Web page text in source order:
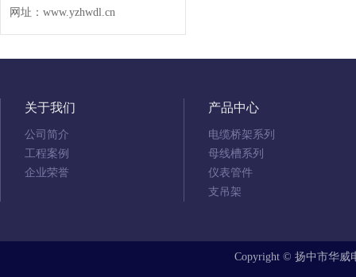
网址：www.yzhwdl.cn
关于我们
公司简介
工程案例
企业荣誉
产品中心
电缆桥架系列
母线槽系列
仪表管件
支吊架
Copyright © 扬中市华威